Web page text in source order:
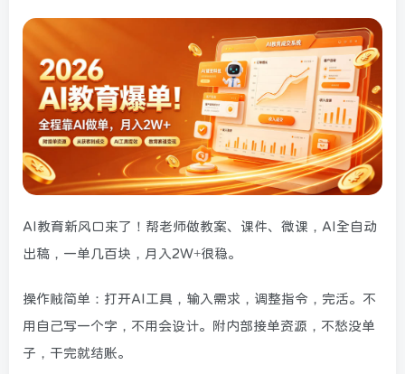
AI教育新风口来了！帮老师做教案、课件、微课，AI全自动
出稿，一单几百块，月入2W+很稳。
操作贼简单：打开AI工具，输入需求，调整指令，完活。不
用自己写一个字，不用会设计。附内部接单资源，不愁没单
子，干完就结账。